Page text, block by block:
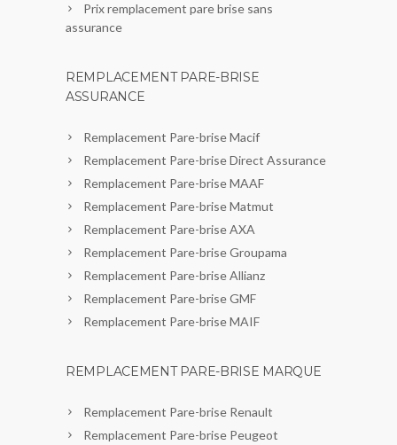
Prix remplacement pare brise sans
assurance
REMPLACEMENT PARE-BRISE
ASSURANCE
Remplacement Pare-brise Macif
Remplacement Pare-brise Direct Assurance
Remplacement Pare-brise MAAF
Remplacement Pare-brise Matmut
Remplacement Pare-brise AXA
Remplacement Pare-brise Groupama
Remplacement Pare-brise Allianz
Remplacement Pare-brise GMF
Remplacement Pare-brise MAIF
REMPLACEMENT PARE-BRISE MARQUE
Remplacement Pare-brise Renault
Remplacement Pare-brise Peugeot